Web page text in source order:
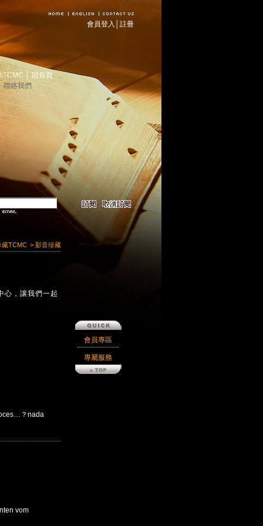
註冊
會員登入
TCMC │ 回首頁
聯絡我們
藏TCMC > 影音珍藏
心，讓我們一起
？nada
vom
會員專區
專屬服務